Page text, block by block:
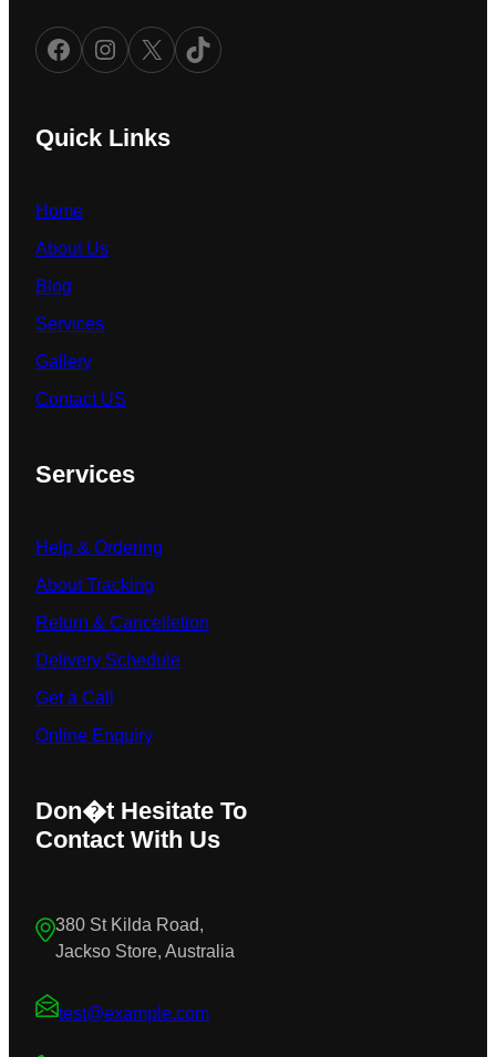
Facebook Instagram X TikTok
Quick Links
Home
About Us
Blog
Services
Gallery
Contact US
Services
Help & Ordering
About Tracking
Return & Cancelletion
Delivery Schedule
Get a Call
Online Enquiry
Don�t Hesitate To
Contact With Us
380 St Kilda Road,
Jackso Store, Australia
test@example.com